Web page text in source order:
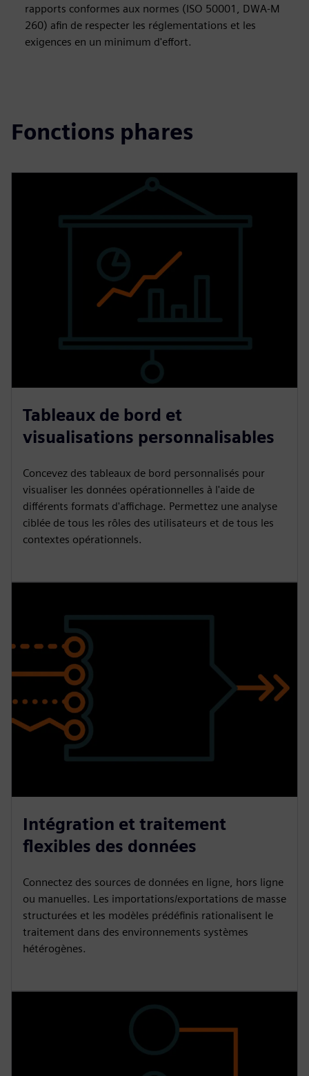
rapports conformes aux normes (ISO 50001, DWA‑M
260) afin de respecter les réglementations et les
exigences en un minimum d'effort.
Fonctions phares
Tableaux de bord et
visualisations personnalisables
Concevez des tableaux de bord personnalisés pour
visualiser les données opérationnelles à l'aide de
différents formats d'affichage. Permettez une analyse
ciblée de tous les rôles des utilisateurs et de tous les
contextes opérationnels.
Intégration et traitement
flexibles des données
Connectez des sources de données en ligne, hors ligne
ou manuelles. Les importations/exportations de masse
structurées et les modèles prédéfinis rationalisent le
traitement dans des environnements systèmes
hétérogènes.